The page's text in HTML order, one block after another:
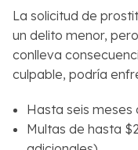
La solicitud de
un delito menor,
conlleva
culpable, podría
Hasta seis meses
Multas de hasta